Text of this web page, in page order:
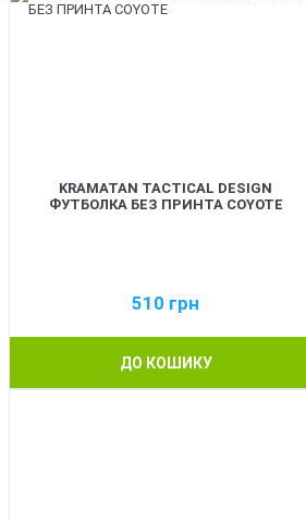
KRAMATAN TACTICAL DESIGN
ФУТБОЛКА БЕЗ ПРИНТА COYOTE
510 грн
ДО КОШИКУ